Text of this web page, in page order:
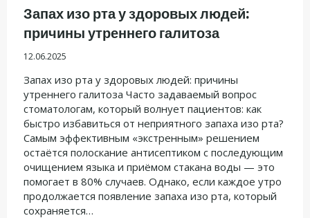
Запах изо рта у здоровых людей:
причины утреннего галитоза
12.06.2025
Запах изо рта у здоровых людей: причины
утреннего галитоза Часто задаваемый вопрос
стоматологам, который волнует пациентов: как
быстро избавиться от неприятного запаха изо рта?
Самым эффективным «экстренным» решением
остаётся полоскание антисептиком с последующим
очищением языка и приёмом стакана воды — это
помогает в 80% случаев. Однако, если каждое утро
продолжается появление запаха изо рта, который
сохраняется…